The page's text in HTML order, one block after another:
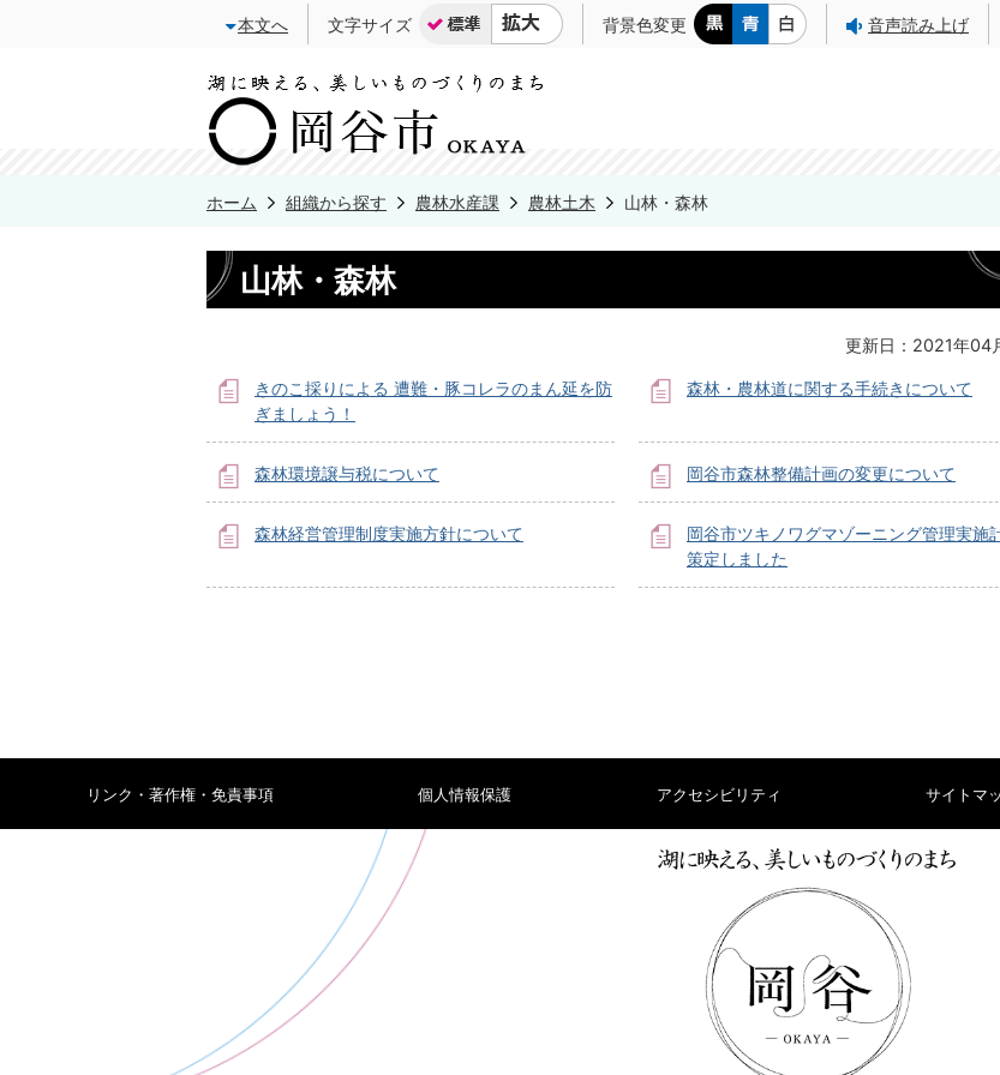
本文へ 文字サイズ 背景色変更 音声読み上げ
ホーム 組織から探す 農林水産課 農林土木 山林・森林
山林・森林
更新日：2021年04
きのこ採りによる 遭難・豚コレラのまん延を防
ぎましょう！
森林・農林道に関する手続きについて
森林環境譲与税について 岡谷市森林整備計画の変更について
森林経営管理制度実施方針について
岡谷市ツキノワグマゾーニング管理実施
策定しました
リンク・著作権・免責事項 個人情報保護 アクセシビリティ サイトマ